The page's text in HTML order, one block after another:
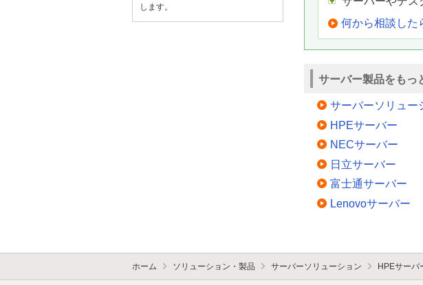
何から相談した
サーバー製品をもっ
サーバーソリュー
HPEサーバー
NECサーバー
日立サーバー
富士通サーバー
Lenovoサーバー
します。
ホーム ソリューション・製品 サーバーソリューション HPEサーバ